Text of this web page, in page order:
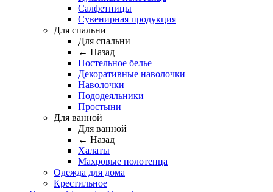
Салфетницы
Сувенирная продукция
Для спальни
Для спальни
← Назад
Постельное белье
Декоративные наволочки
Наволочки
Пододеяльники
Простыни
Для ванной
Для ванной
← Назад
Халаты
Махровые полотенца
Одежда для дома
Крестильное